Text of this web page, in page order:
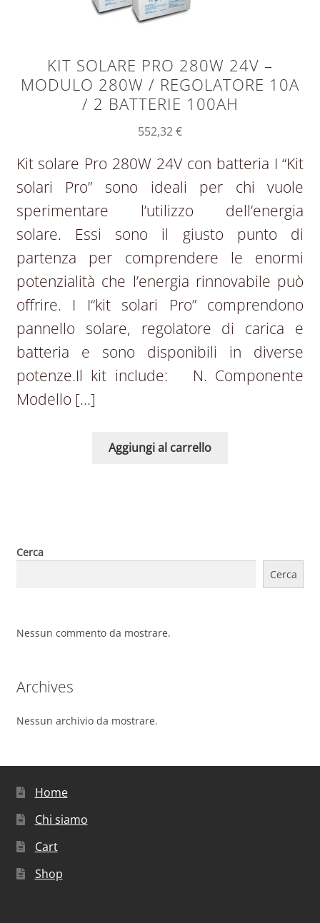
KIT SOLARE PRO 280W 24V –
MODULO 280W / REGOLATORE 10A
/ 2 BATTERIE 100AH
552,32€
Kit solare Pro 280W 24V con batteria I “Kit
solari Pro” sono ideali per chi vuole
sperimentare l’utilizzo dell’energia
solare. Essi sono il giusto punto di
partenza per comprendere le enormi
potenzialità che l’energia rinnovabile può
offrire. I I“kit solari Pro” comprendono
pannello solare, regolatore di carica e
batteria e sono disponibili in diverse
potenze.Il kit include: N. Componente
Modello […]
Aggiungi al carrello
Cerca
Cerca
Nessun commento da mostrare.
Archives
Nessun archivio da mostrare.
Home
Chi siamo
Cart
Shop